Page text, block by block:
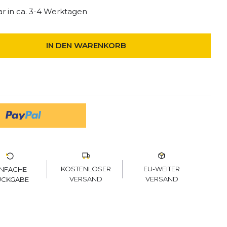
in ca. 3-4 Werktagen
IN DEN WARENKORB
KOSTENLOSER
VERSAND
EU-WEITER
VERSAND